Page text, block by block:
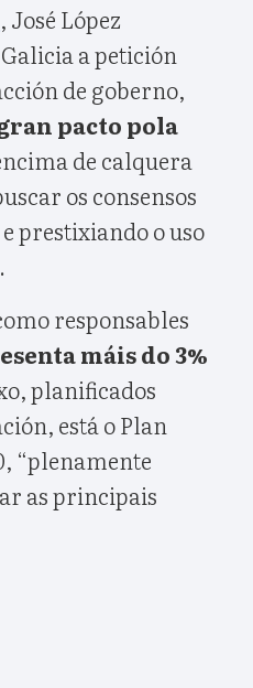
, José López
a petición
de goberno,
pacto pola
de calquera
os consensos
prestixiando o uso
responsables
máis do 3%
planificados
está o Plan
“plenamente
as principais